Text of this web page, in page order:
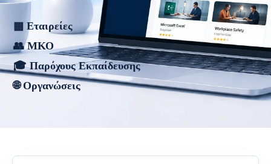
▦ Εταιρείες
👥 ΜΚΟ
🎓 Παρόχους Εκπαίδευσης
🌐 Οργανώσεις